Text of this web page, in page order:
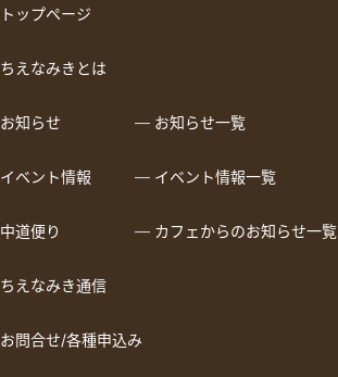
トップページ
ちえなみきとは
お知らせ ― お知らせ一覧
イベント情報 ― イベント情報一覧
中道便り ― カフェからのお知らせ一覧
ちえなみき通信
お問合せ/各種申込み